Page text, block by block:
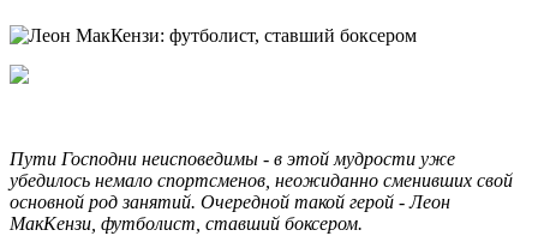
Пути Господни неисповедимы - в этой мудрости уже
убедилось немало спортсменов, неожиданно сменивших свой
основной род занятий. Очередной такой герой - Леон
МакКензи, футболист, ставший боксером.